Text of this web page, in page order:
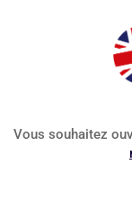
Vous souhaitez